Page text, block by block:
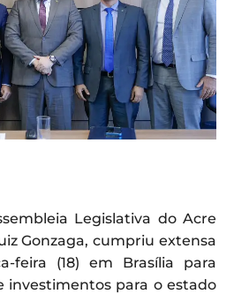
Legislativa do Acre
Gonzaga, cumpriu extensa
feira (18) em Brasília para
investimentos para o estado